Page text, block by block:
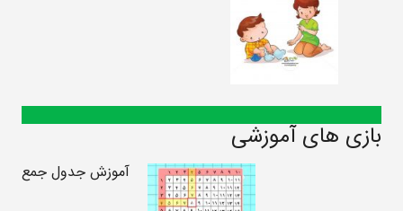
بازی های آموزشی
آموزش جدول جمع